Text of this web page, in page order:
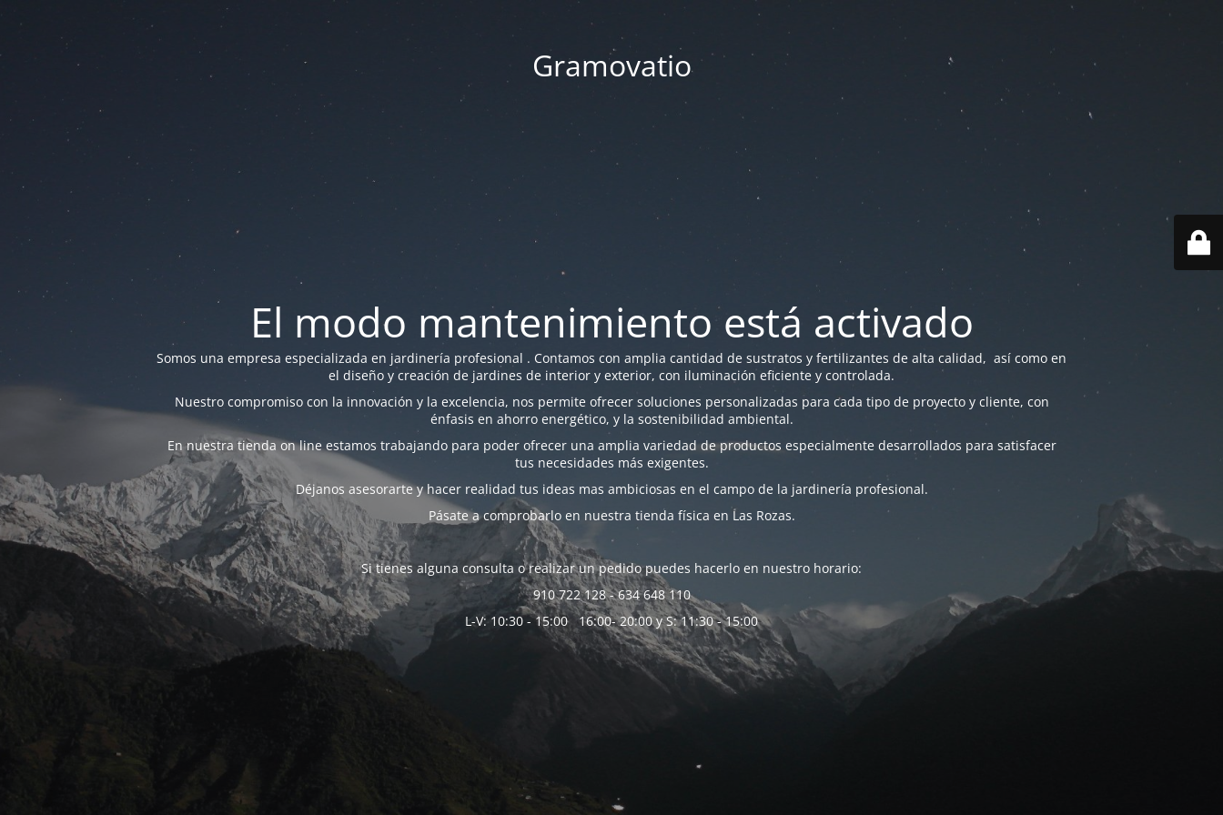
Gramovatio
El modo mantenimiento está activado
Somos una empresa especializada en jardinería profesional . Contamos con amplia cantidad de sustratos y fertilizantes de alta calidad, así como en
el diseño y creación de jardines de interior y exterior, con iluminación eficiente y controlada.
Nuestro compromiso con la innovación y la excelencia, nos permite ofrecer soluciones personalizadas para cada tipo de proyecto y cliente, con
énfasis en ahorro energético, y la sostenibilidad ambiental.
En nuestra tienda on line estamos trabajando para poder ofrecer una amplia variedad de productos especialmente desarrollados para satisfacer
tus necesidades más exigentes.
Déjanos asesorarte y hacer realidad tus ideas mas ambiciosas en el campo de la jardinería profesional.
Pásate a comprobarlo en nuestra tienda física en Las Rozas.
Si tienes alguna consulta o realizar un pedido puedes hacerlo en nuestro horario:
910 722 128 - 634 648 110
L-V: 10:30 - 15:00 16:00- 20:00 y S: 11:30 - 15:00